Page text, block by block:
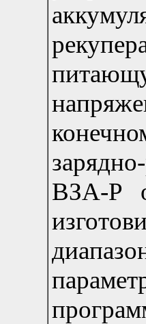
ВЗА-Р